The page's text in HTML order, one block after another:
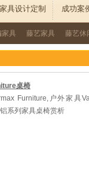
具设计定制 成功案
家具 藤艺家具 藤艺休
桌椅
Furniture,户外家具
系列家具桌椅赏析